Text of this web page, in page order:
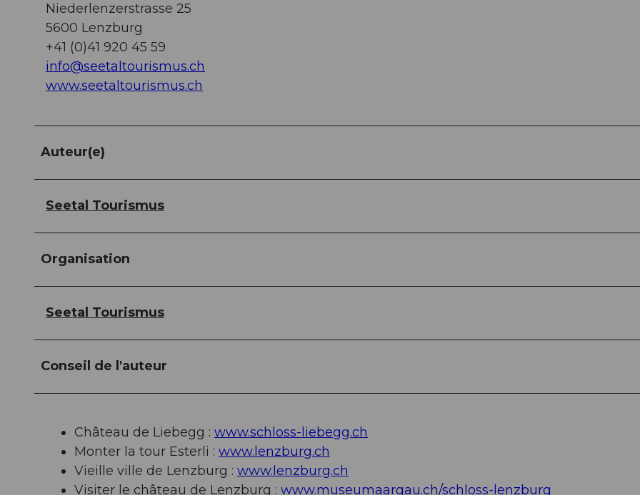
Niederlenzerstrasse 25
5600 Lenzburg
+41 (0)41 920 45 59
info@seetaltourismus.ch
www.seetaltourismus.ch
Auteur(e)
Seetal Tourismus
Organisation
Seetal Tourismus
Conseil de l'auteur
Château de Liebegg : www.schloss-liebegg.ch
Monter la tour Esterli : www.lenzburg.ch
Vieille ville de Lenzburg : www.lenzburg.ch
Visiter le château de Lenzburg : www.museumaargau.ch/schloss-lenzburg